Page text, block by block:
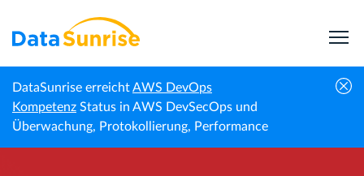
DataSunrise erreichtAWS DevOps
Kompetenz Status in AWS DevSecOps und
Überwachung, Protokollierung, Performance
Startseite Fachnachrichten DataSunrise für Oracle-Sicherheit